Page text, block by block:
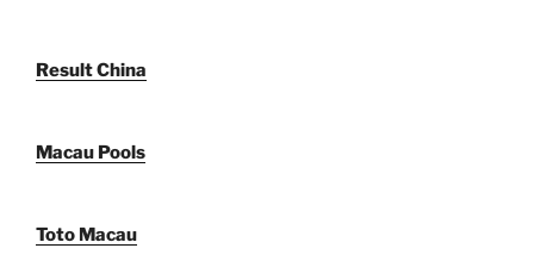
Result China
Macau Pools
Toto Macau